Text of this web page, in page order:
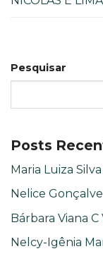
Pesquisar
Posts
Maria Luiza
Nelice
Bárbara Viana
Nelcy-Igênia